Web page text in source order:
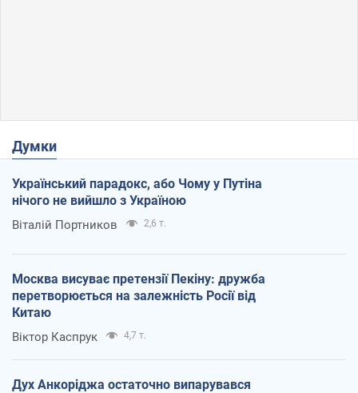
Думки
Український парадокс, або Чому у Путіна
нічого не вийшло з Україною
Віталій Портников 2,6 т.
Москва висуває претензії Пекіну: дружба
перетворюється на залежність Росії від
Китаю
Віктор Каспрук 4,7 т.
Дух Анкоріджа остаточно випарувався